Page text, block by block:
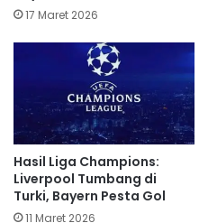
17 Maret 2026
Hasil Liga Champions:
Liverpool Tumbang di
Turki, Bayern Pesta Gol
11 Maret 2026